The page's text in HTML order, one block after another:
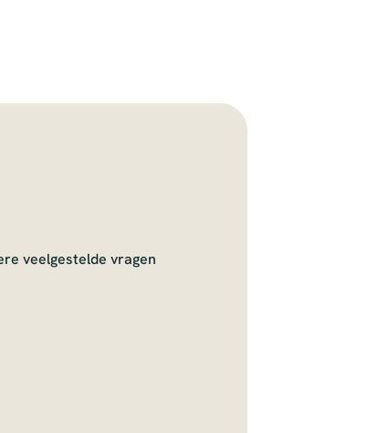
veelgestelde vragen